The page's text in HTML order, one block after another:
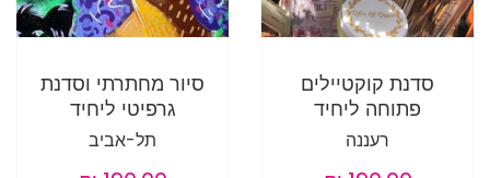
סדנת קוקטיילים
פתוחה ליחיד
רעננה
סיור מחתרתי וסדנת
גרפיטי ליחיד
תל-אביב